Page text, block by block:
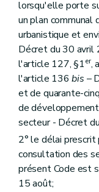
Sous-
Art.
Section 3
Art.
Art.
Section 4
Art.
Section 5
Art.
Section 6
Art.
Art.
Art.
Art.
Art.
Section 7
lorsqu'elle porte
un plan communal
urbanistique et
Décret du 30 avril
l'article 127, §1er,
l'article 136bis –
et de quarante-
de
secteur - Décret
2° le délai prescrit
consultation des
présent Code est
15 août;